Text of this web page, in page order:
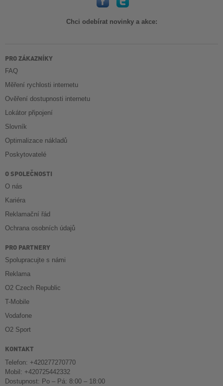
Chci odebírat novinky a akce:
PRO ZÁKAZNÍKY
FAQ
Měření rychlosti internetu
Ověření dostupnosti internetu
Lokátor připojení
Slovník
Optimalizace nákladů
Poskytovatelé
O SPOLEČNOSTI
O nás
Kariéra
Reklamační řád
Ochrana osobních údajů
PRO PARTNERY
Spolupracujte s námi
Reklama
O2 Czech Republic
T-Mobile
Vodafone
O2 Sport
KONTAKT
Telefon: +420277270770
Mobil: +420725442332
Dostupnost: Po – Pá: 8:00 – 18:00